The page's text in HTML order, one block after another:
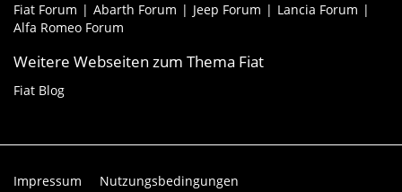
Fiat Forum Abarth Forum Jeep Forum
Lancia Forum
Alfa Romeo Forum
Weitere Webseiten zum Thema Fiat
Fiat Blog
Impressum Nutzungsbedingungen